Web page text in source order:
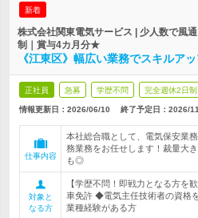
新着
株式会社関東電気サービス | 少人数で風
制｜賞与4カ月分★
《江東区》幅広い業務でスキルア
正社員 急募 学歴不問 完全週休2日制
情報更新日：2026/06/10 終了予定日： 2026/
仕事内容
本社総合職として、電気保安業
務業務をお任せします！裁量大
も◎
対象と
なる方
【学歴不問！即戦力となる方を
車免許 ◆電気主任技術者の資格
業種経験がある方